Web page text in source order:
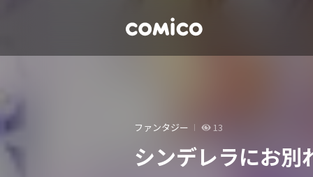
ファンタジー 13
シンデレラにお別